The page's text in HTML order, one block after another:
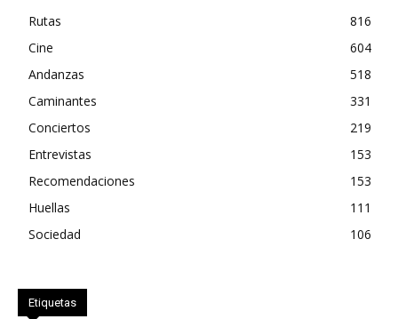
Rutas
816
Cine
604
Andanzas
518
Caminantes
331
Conciertos
219
Entrevistas
153
Recomendaciones
153
Huellas
111
Sociedad
106
Etiquetas